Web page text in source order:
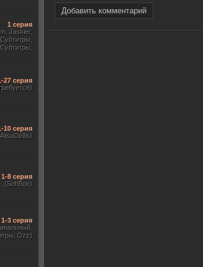
Добавить комментарий
1 серия
Jaskier,
27 серия
10 серия
1-8 серия
(SoftBox)
1-3 серия
Ozz)